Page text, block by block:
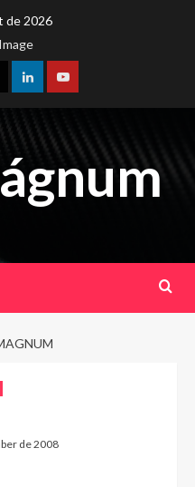
de 2026
Image
LinkedinYoutube
de 2008